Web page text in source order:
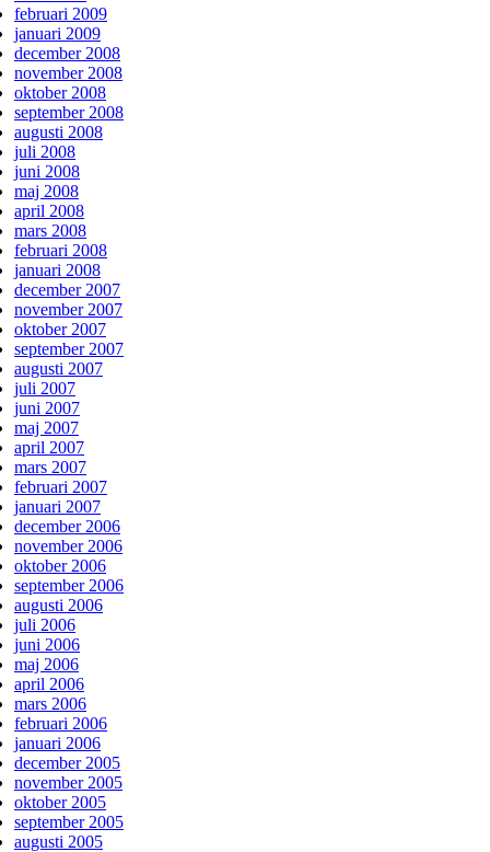
februari 2009
januari 2009
december 2008
november 2008
oktober 2008
september 2008
augusti 2008
juli 2008
juni 2008
maj 2008
april 2008
mars 2008
februari 2008
januari 2008
december 2007
november 2007
oktober 2007
september 2007
augusti 2007
juli 2007
juni 2007
maj 2007
april 2007
mars 2007
februari 2007
januari 2007
december 2006
november 2006
oktober 2006
september 2006
augusti 2006
juli 2006
juni 2006
maj 2006
april 2006
mars 2006
februari 2006
januari 2006
december 2005
november 2005
oktober 2005
september 2005
augusti 2005